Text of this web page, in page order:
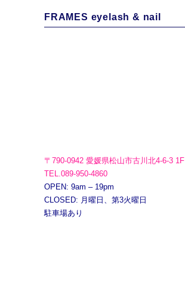
FRAMES eyelash & nail
〒790-0942 愛媛県松山市古川北4-6-3 1F
TEL.089-950-4860
OPEN: 9am – 19pm
CLOSED: 月曜日、第3火曜日
駐車場あり